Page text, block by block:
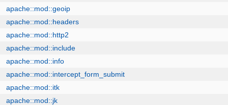
apache::mod::geoip
apache::mod::headers
apache::mod::http2
apache::mod::include
apache::mod::info
apache::mod::intercept_form_submit
apache::mod::itk
apache::mod::jk